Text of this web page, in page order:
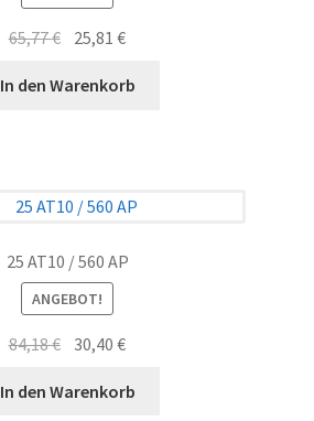
65,77€ Ursprünglicher
war:
25,81€Aktueller
ist:
In den Warenkorb
25 AT10 / 560 AP
ANGEBOT!
84,18€ Ursprünglicher
war:
30,40€Aktueller
ist:
In den Warenkorb